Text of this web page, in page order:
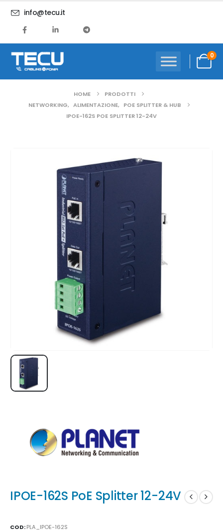
info@tecu.it
0
HOME
PRODOTTI
NETWORKING, ALIMENTAZIONE, POE SPLITTER & HUB
IPOE-162S POE SPLITTER 12-24V
IPOE-162S PoE Splitter 12-24V
COD:PLA_IPOE-162S